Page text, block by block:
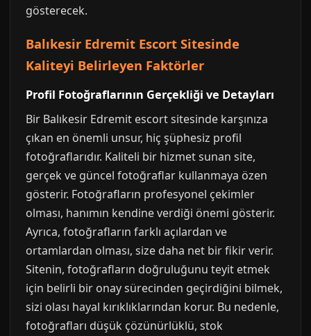
gösterecek.
Balıkesir Edremit Escort Sitesinde
Kaliteyi Belirleyen Faktörler
Profil Fotoğraflarının Gerçekliği ve Detayları
Bir Balıkesir Edremit escort sitesinde karşınıza
çıkan en önemli unsur, hiç şüphesiz profil
fotoğraflarıdır. Kaliteli bir hizmet sunan site,
gerçek ve güncel fotoğraflar kullanmaya özen
gösterir. Fotoğrafların profesyonel çekimler
olması, hanımın kendine verdiği önemi gösterir.
Ayrıca, fotoğrafların farklı açılardan ve
ortamlardan olması, size daha net bir fikir verir.
Sitenin, fotoğrafların doğruluğunu teyit etmek
için belirli bir onay sürecinden geçirdiğini bilmek,
sizi olası hayal kırıklıklarından korur. Bu nedenle,
fotoğrafları düşük çözünürlüklü, stok